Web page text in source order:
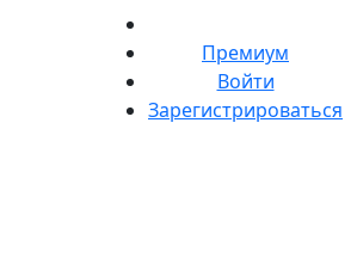
Премиум
Войти
Зарегистрироваться